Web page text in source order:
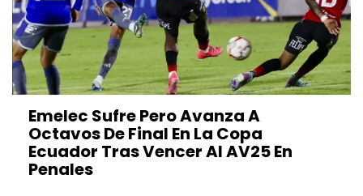
Emelec Sufre Pero Avanza A
Octavos De Final En La Copa
Ecuador Tras Vencer Al AV25 En
Penales